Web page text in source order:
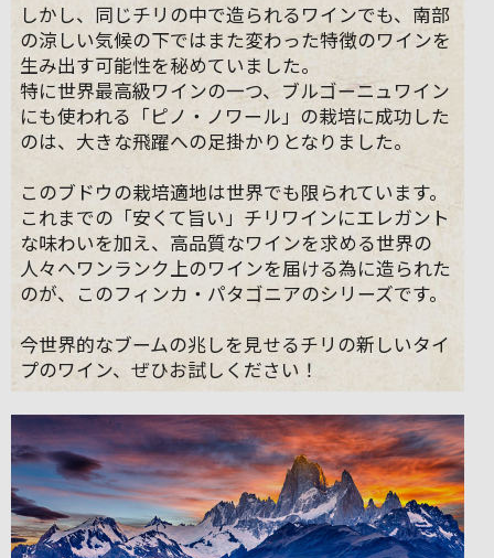
しかし、同じチリの中で造られるワインでも、南部
の涼しい気候の下ではまた変わった特徴のワインを
生み出す可能性を秘めていました。
特に世界最高級ワインの一つ、ブルゴーニュワイン
にも使われる「ピノ・ノワール」の栽培に成功した
のは、大きな飛躍への足掛かりとなりました。
このブドウの栽培適地は世界でも限られています。
これまでの「安くて旨い」チリワインにエレガント
な味わいを加え、高品質なワインを求める世界の
人々へワンランク上のワインを届ける為に造られた
のが、このフィンカ・パタゴニアのシリーズです。
今世界的なブームの兆しを見せるチリの新しいタイ
プのワイン、ぜひお試しください！